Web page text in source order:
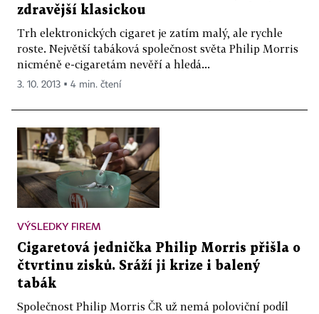
zdravější klasickou
Trh elektronických cigaret je zatím malý, ale rychle
roste. Největší tabáková společnost světa Philip Morris
nicméně e-cigaretám nevěří a hledá...
3. 10. 2013 ▪ 4 min. čtení
VÝSLEDKY FIREM
Cigaretová jednička Philip Morris přišla o
čtvrtinu zisků. Sráží ji krize i balený
tabák
Společnost Philip Morris ČR už nemá poloviční podíl